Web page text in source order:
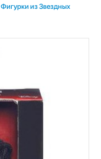
Фигурки из Звездных